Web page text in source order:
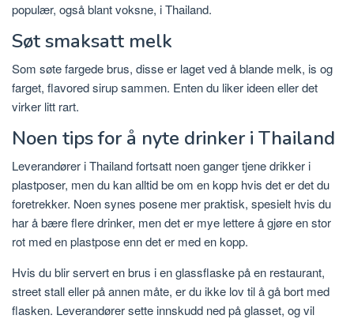
populær, også blant voksne, i Thailand.
Søt smaksatt melk
Som søte fargede brus, disse er laget ved å blande melk, is og
farget, flavored sirup sammen. Enten du liker ideen eller det
virker litt rart.
Noen tips for å nyte drinker i Thailand
Leverandører i Thailand fortsatt noen ganger tjene drikker i
plastposer, men du kan alltid be om en kopp hvis det er det du
foretrekker. Noen synes posene mer praktisk, spesielt hvis du
har å bære flere drinker, men det er mye lettere å gjøre en stor
rot med en plastpose enn det er med en kopp.
Hvis du blir servert en brus i en glassflaske på en restaurant,
street stall eller på annen måte, er du ikke lov til å gå bort med
flasken. Leverandører sette innskudd ned på glasset, og vil